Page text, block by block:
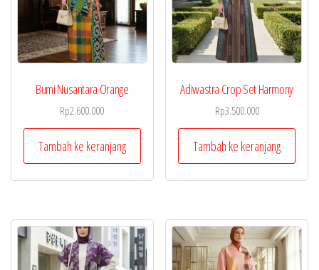
Bumi Nusantara Orange
Rp2.600.000
Tambah ke keranjang
Adiwastra Crop Set Harmony
Rp3.500.000
Tambah ke keranjang